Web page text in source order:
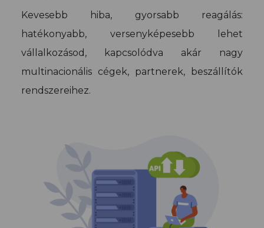
Kevesebb hiba, gyorsabb reagálás:
hatékonyabb, versenyképesebb lehet
vállalkozásod, kapcsolódva akár nagy
multinacionális cégek, partnerek, beszállítók
rendszereihez.